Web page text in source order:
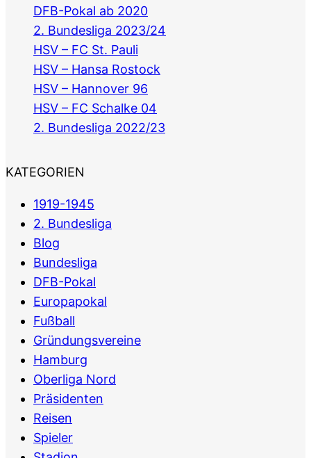
DFB-Pokal ab 2020
2. Bundesliga 2023/24
HSV – FC St. Pauli
HSV – Hansa Rostock
HSV – Hannover 96
HSV – FC Schalke 04
2. Bundesliga 2022/23
KATEGORIEN
1919-1945
2. Bundesliga
Blog
Bundesliga
DFB-Pokal
Europapokal
Fußball
Gründungsvereine
Hamburg
Oberliga Nord
Präsidenten
Reisen
Spieler